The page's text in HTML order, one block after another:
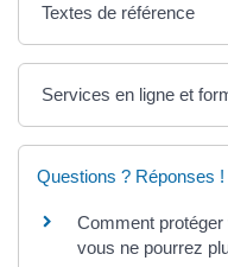
Textes de référence
Services en ligne et
Questions ? Réponses !
Comment
vous ne pourrez